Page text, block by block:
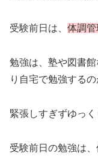
受験前日は、 体調管
勉強は、塾や図書
り自宅で勉強するの
緊張しすぎずゆっ
受験前日の勉強は